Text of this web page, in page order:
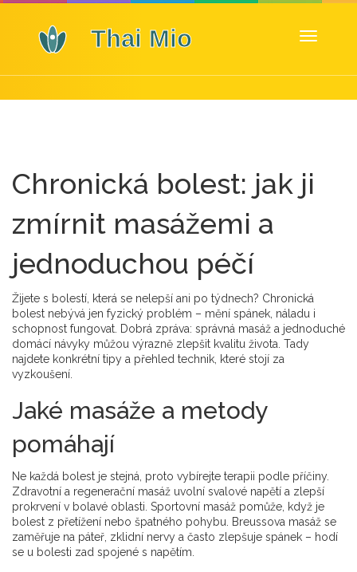
Zobrazit
Chronická bolest: jak ji
zmírnit masážemi a
jednoduchou péčí
Žijete s bolestí, která se nelepší ani po týdnech? Chronická
bolest nebývá jen fyzický problém – mění spánek, náladu i
schopnost fungovat. Dobrá zpráva: správná masáž a jednoduché
domácí návyky můžou výrazně zlepšit kvalitu života. Tady
najdete konkrétní tipy a přehled technik, které stojí za
vyzkoušení.
Jaké masáže a metody
pomáhají
Ne každá bolest je stejná, proto vybírejte terapii podle příčiny.
Zdravotní a regenerační masáž uvolní svalové napětí a zlepší
prokrvení v bolavé oblasti. Sportovní masáž pomůže, když je
bolest z přetížení nebo špatného pohybu. Breussova masáž se
zaměřuje na páteř, zklidní nervy a často zlepšuje spánek – hodí
se u bolesti zad spojené s napětím.